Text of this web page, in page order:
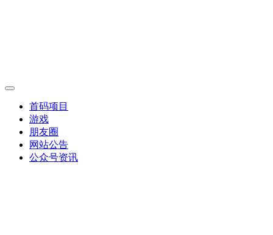
首码项目
游戏
朋友圈
网站公告
公众号资讯